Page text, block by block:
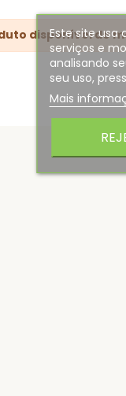
disponível de
Este site usa
serviços e
analisando
seu uso,
Mais